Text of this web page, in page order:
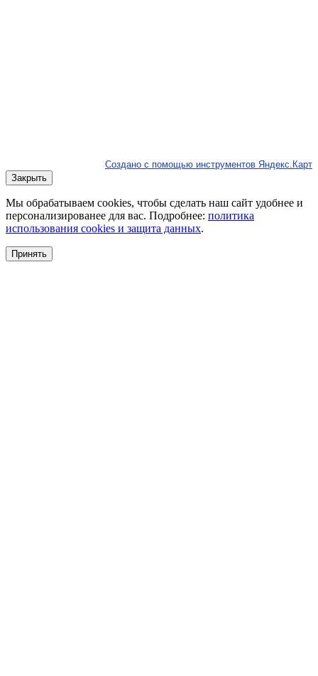
Создано с помощью инструментов Яндекс.Карт
Закрыть
Мы обрабатываем cookies, чтобы сделать наш сайт удобнее и
персонализированее для вас. Подробнее: политика
использования cookies и защита данных.
Принять